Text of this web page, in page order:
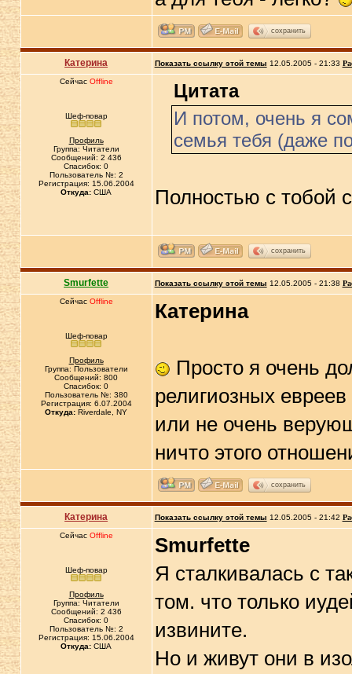
сохранить
Катерина Показать ссылку этой темы 12.05.2005 - 21:33
Сейчас Offline
Шеф-повар
Профиль
Группа: Читатели
Сообщений: 2 436
Спасибок: 0
Пользователь №: 2
Регистрация: 15.06.2004
Откуда: США
Цитата
И потом, очень я
семья тебя (даже
Полностью с тобой
сохранить
Smurfette Показать ссылку этой темы 12.05.2005 - 21:38
Сейчас Offline
Шеф-повар
Профиль
Группа: Пользователи
Сообщений: 800
Спасибок: 0
Пользователь №: 380
Регистрация: 6.07.2004
Откуда: Riverdale, NY
Катерина
Просто я очень
религиозных
или не очень
ничто этого
сохранить
Катерина Показать ссылку этой темы 12.05.2005 - 21:42
Сейчас Offline
Шеф-повар
Профиль
Группа: Читатели
Сообщений: 2 436
Спасибок: 0
Пользователь №: 2
Регистрация: 15.06.2004
Откуда: США
Smurfette
Я сталкивалась с
том. что только
извините.
Но и живут они в